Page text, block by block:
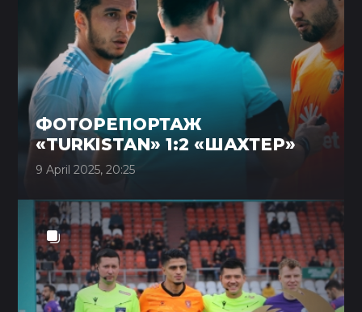
ФОТОРЕПОРТАЖ
«TURKISTAN» 1:2 «ШАХТЕР»
9 April 2025, 20:25